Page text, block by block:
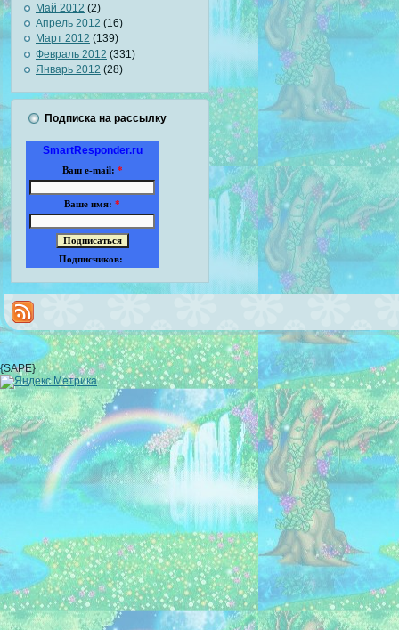
Май 2012 (2)
Апрель 2012 (16)
Март 2012 (139)
Февраль 2012 (331)
Январь 2012 (28)
Подписка на рассылку
SmartResponder.ru
Ваш e-mail: *
Ваше имя: *
Подписчиков:
{SAPE}